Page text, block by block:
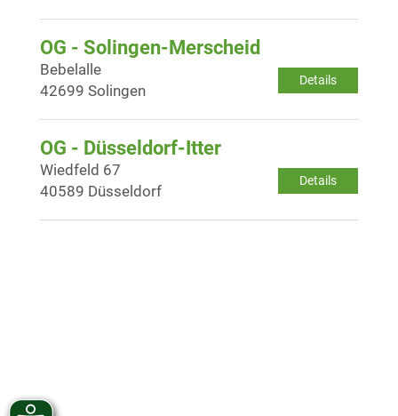
OG - Solingen-Merscheid
Details
Bebelalle
42699 Solingen
OG - Düsseldorf-Itter
Details
Wiedfeld 67
40589 Düsseldorf